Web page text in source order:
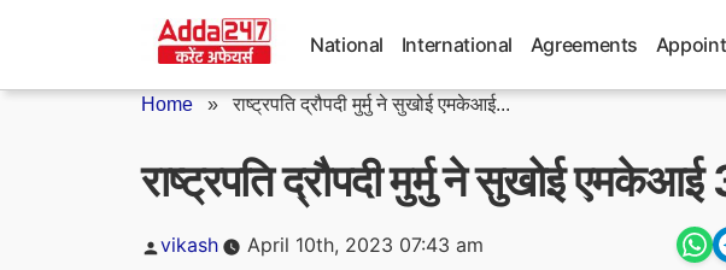
National International Agreements
Home »राष्ट्रपति द्रौपदी मुर्मु ने सुखोई एमकेआई...
राष्ट्रपति द्रौपदी मुर्मु ने सुखोई
Posted
vikash April 10th, 2023 07:43 am